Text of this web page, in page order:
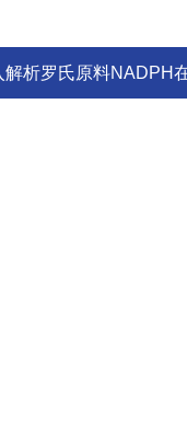
析罗氏原料NADPH在体外诊断中